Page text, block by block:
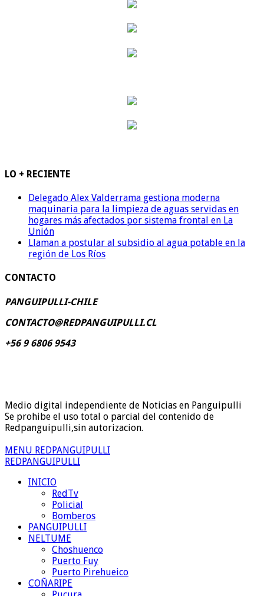
LO + RECIENTE
Delegado Alex Valderrama gestiona moderna
maquinaria para la limpieza de aguas servidas en
hogares más afectados por sistema frontal en La
Unión
Llaman a postular al subsidio al agua potable en la
región de Los Ríos
CONTACTO
PANGUIPULLI-CHILE
CONTACTO@REDPANGUIPULLI.CL
+56 9 6806 9543
Medio digital independiente de Noticias en Panguipulli
Se prohibe el uso total o parcial del contenido de
Redpanguipulli,sin autorizacion.
MENU REDPANGUIPULLI
REDPANGUIPULLI
INICIO
RedTv
Policial
Bomberos
PANGUIPULLI
NELTUME
Choshuenco
Puerto Fuy
Puerto Pirehueico
COÑARIPE